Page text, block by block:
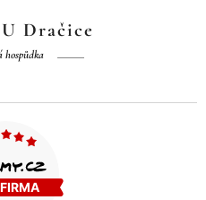
Dračice
hospůdka